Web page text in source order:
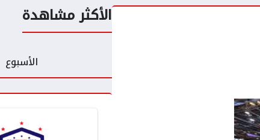
الأكثر مشاهدة
الأسبوع